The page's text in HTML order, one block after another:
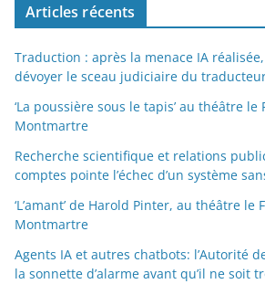
Articles récents
Traduction : après la menace IA
dévoyer le sceau judiciaire du
‘La poussière sous le tapis’ au théâtre le
Montmartre
Recherche scientifique et relations
comptes pointe l’échec d’un système
‘L’amant’ de Harold Pinter, au théâtre le
Montmartre
Agents IA et autres chatbots: l’Autorité
la sonnette d’alarme avant qu’il ne soit